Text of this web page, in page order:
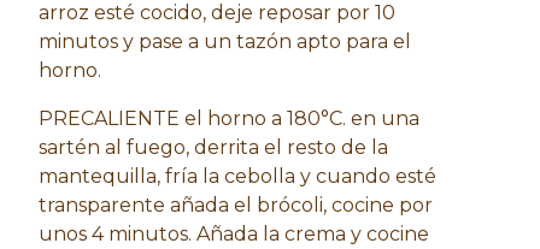
arroz esté cocido, deje reposar por 10
minutos y pase a un tazón apto para el
horno.
PRECALIENTE el horno a 180°C. en una
sartén al fuego, derrita el resto de la
mantequilla, fría la cebolla y cuando esté
transparente añada el brócoli, cocine por
unos 4 minutos. Añada la crema y cocine